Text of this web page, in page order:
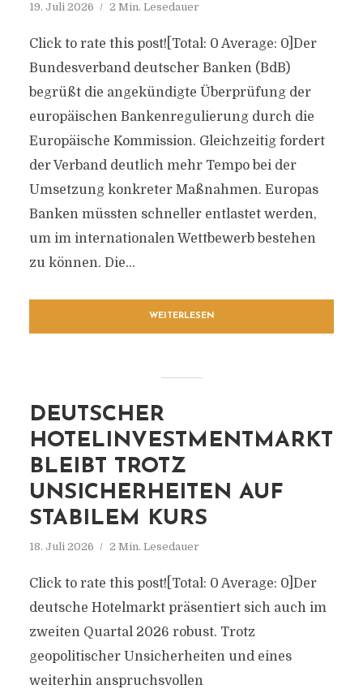
19. Juli 2026 2 Min. Lesedauer
Click to rate this post![Total: 0 Average: 0]Der
Bundesverband deutscher Banken (BdB)
begrüßt die angekündigte Überprüfung der
europäischen Bankenregulierung durch die
Europäische Kommission. Gleichzeitig fordert
der Verband deutlich mehr Tempo bei der
Umsetzung konkreter Maßnahmen. Europas
Banken müssten schneller entlastet werden,
um im internationalen Wettbewerb bestehen
zu können. Die...
WEITERLESEN
DEUTSCHER
HOTELINVESTMENTMARKT
BLEIBT TROTZ
UNSICHERHEITEN AUF
STABILEM KURS
18. Juli 2026 2 Min. Lesedauer
Click to rate this post![Total: 0 Average: 0]Der
deutsche Hotelmarkt präsentiert sich auch im
zweiten Quartal 2026 robust. Trotz
geopolitischer Unsicherheiten und eines
weiterhin anspruchsvollen